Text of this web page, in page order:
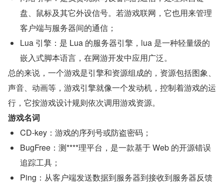
盘、鼠标及其它外设信号。若游戏联网，它也用来管理
客户端与服务器间的通信；
Lua 引擎：是 Lua 的服务器引擎，lua 是一种轻量级的
嵌入式脚本语言，在网游开发中应用广泛。
总的来说，一个游戏是引擎和资源组成的，资源包括图象、
声音、动画等，游戏引擎就像一个发动机，控制着游戏的运
行，它按游戏设计规则依次调用游戏资源。
游戏名词
CD-key：游戏的序列号或防盗密码；
BugFree：测****理平台，是一款基于 Web 的开源错误
追踪工具；
Ping：从客户端发送数据到服务器到接收到服务器反馈